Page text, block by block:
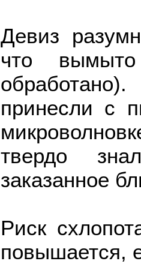
Девиз
что
принесли с
твердо
заказанное
Риск
повышается,